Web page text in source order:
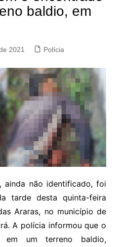
baldio, em
2021 Polícia
ainda não identificado, foi
tarde desta quinta-feira
Araras, no município de
A polícia informou que o
em um terreno baldio,